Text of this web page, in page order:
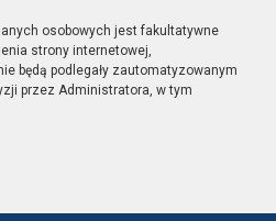
osobowych jest fakultatywne
strony internetowej,
będą podlegały zautomatyzowanym
przez Administratora, w tym